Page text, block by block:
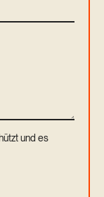
und es